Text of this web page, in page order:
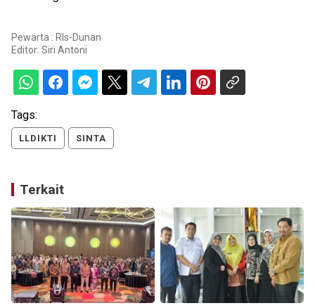
Pewarta : Rls-Dunan
Editor: Siri Antoni
Tags:
LLDIKTI SINTA
Terkait